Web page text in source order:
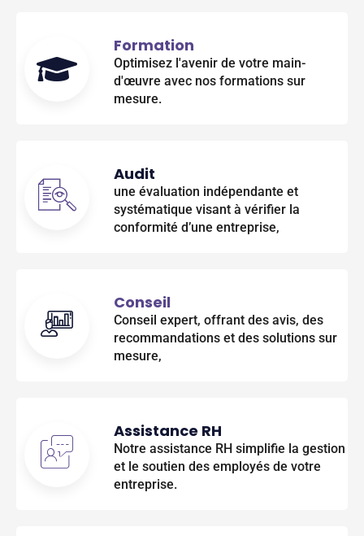
Formation
Optimisez l'avenir de votre main-
d'œuvre avec nos formations sur
mesure.
Audit
une évaluation indépendante et
systématique visant à vérifier la
conformité d’une entreprise,
Conseil
Conseil expert, offrant des avis, des
recommandations et des solutions sur
mesure,
Assistance RH
Notre assistance RH simplifie la gestion
et le soutien des employés de votre
entreprise.